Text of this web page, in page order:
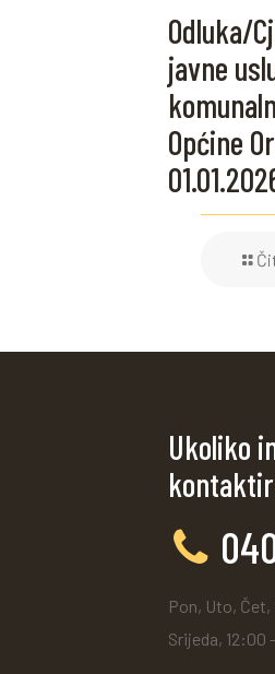
Odluka/
javne
Općine
Ukoliko
Pon, Uto,
Srijeda, 12:00